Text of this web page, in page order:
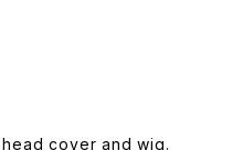
cover and wig.